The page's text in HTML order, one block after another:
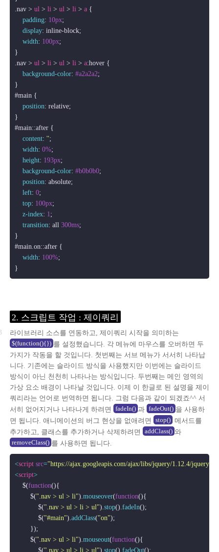
.nav > ul > li > ul > li > a {
padding: 10px;
display: inline-block;
width: 100px;
.nav > ul > li > ul > li > a:hover {
background-color: #a2a2a2;
#main {
position: relative;
#main::after {
content: '';
width: 0%;
height: 193px;
background-color: #b0b0b0;
position: absolute;
left: 0;
top: 100px;
z-index: 1;
transition: all 300ms;
#main.on::after {
width: 100%;
}
2. 스크립트 작업 : 제이쿼리
라이브러리 소스를 연동하고, 제이쿼리 시작을 의미하는
$(function(){}) 를 설정했습니다. 각 메뉴에 마우스를 오버하면 두
가지가 작동을 할 것입니다. 첫번째는 서브 메뉴가 서서히 나타납
니다. 기존에는 슬라이드 방식을 사용했지만 이번에는 슬라이드
방식이 아닌 천천히 나타나는 방식입니다. 두번째는 메인 영역의
가상 요소 배경이 나타날 것입니다. 이제 이 한글로 된 설명을 제이
쿼리라는 언어로 번역하면 됩니다. 그럼 다음과 같이 되겠죠^^ 서
서히 없어지거나 나타나게 하려면
fadeIn() 과 fadeOut() 을 사용하
면 됩니다. 애니메이션의 버그 현상을 없애려면
stop() 메서드를
추가하고, 클래스를 추가하거나 삭제하려면
addClass() 와
removeClass() 를 사용하면 됩니다.
<script src="https://ajax.googleapis.com/ajax/libs/jquery/1.12.4/
<script>
    $(
function(){
        $(
".nav > ul > li").mouseover(function(){
            $(
".nav > ul > li > ul").stop().fadeIn();
            $(
"#main").addClass("on");
        });
        $(
".nav > ul > li").mouseout(function(){
            $(
".nav > ul > li > ul"). stop(). fadeOut();